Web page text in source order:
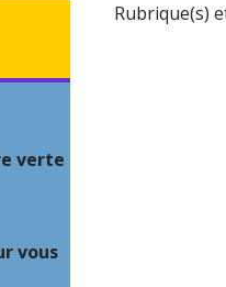
verte
vous
Rubrique(s)